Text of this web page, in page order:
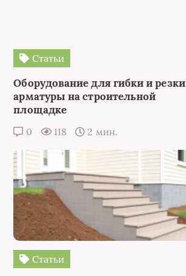
Статьи
Оборудование для гибки и резки
арматуры на строительной
площадке
0 118 2 мин.
Статьи